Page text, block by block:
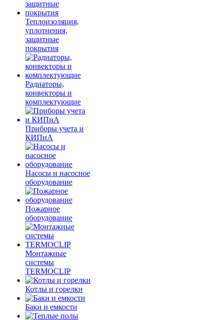
Теплоизоляция,
уплотнения,
защитные
покрытия
Радиаторы,
конвекторы и
комплектующие
Приборы учета и
КИПиА
Насосы и насосное
оборудование
Пожарное
оборудование
Монтажные
системы
TERMOCLIP
Котлы и горелки
Баки и емкости